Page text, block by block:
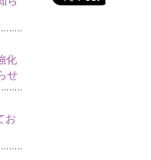
化
せ
お